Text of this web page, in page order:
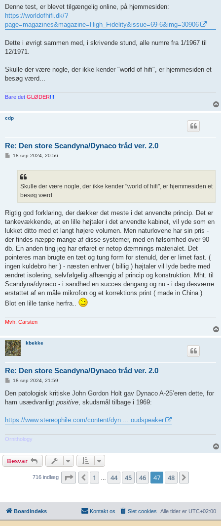
g
Denne test, er blevet tilgængelig online, på hjemmesiden:
https://worldofhifi.dk/?
page=magazines&magazine=High_Fidelity&issue=69-6&img=30906
Dette i øvrigt sammen med, i skrivende stund, alle numre fra 1/1967 til
12/1971.
Skulle der være nogle, der ikke kender "world of hifi", er hjemmesiden et
besøg værd...
Bare det GLØDER!!!
cdp
Re: Den store Scandyna/Dynaco tråd ver. 2.0
18 sep 2024, 20:56
Skulle der være nogle, der ikke kender "world of hifi", er hjemmesiden et
besøg værd...
Rigtig god forklaring, der dækker det meste i det anvendte princip. Det er
tankevækkende, at en lille højtaler i det anvendte kabinet, vil yde som en
lukket ditto med et langt højere volumen. Men naturlovene har sin pris -
der findes næppe mange af disse systemer, med en følsomhed over 90
db. En anden ting jeg har erfaret er netop dæmnings materialet. Det
pointeres man brugte en tæt og tung form for stenuld, der er limet fast. (
ingen kuldebro her ) - næsten enhver ( billig ) højtaler vil lyde bedre med
ændret isolering, selvfølgelig afhængig af princip og konstruktion. Mht. til
Scandyna/dynaco - i sandhed en succes dengang og nu - i dag desværre
erstattet af en måle mikrofon og et korrektions print ( made in China )
Blot en lille tanke herfra..
Mvh. Carsten
kbekke
Re: Den store Scandyna/Dynaco tråd ver. 2.0
d
æ
18 sep 2024, 21:59
Den patologisk kritiske John Gordon Holt gav Dynaco A-25’eren dette, for
ham usædvanligt positive , skudsmål tilbage i 1969:
https://www.stereophile.com/content/dyn ... oudspeaker
Ornithology
Besvar
716 indlæg Side 47af48
Forrige
1 44 45 46 47 48
Boardindeks Alle tider er UTC+02:00
Slet cookies
Kontakt os